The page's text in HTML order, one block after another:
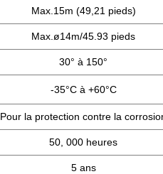
Max.15m (49,21 pieds)
Max.ø14m/45.93 pieds
30° à 150°
-35°C à +60°C
Pour la protection contre la
50, 000 heures
5 ans